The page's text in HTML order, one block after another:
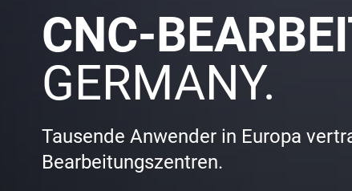
CNC-
GERMANY.
Tausende Anwender in Europa
Bearbeitungszentren.